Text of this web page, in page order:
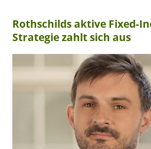
Rothschilds aktive Fixed-
Strategie zahlt sich aus